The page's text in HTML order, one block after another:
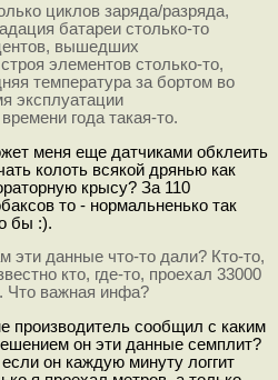
циклов заряда/разряда,
батареи столько-то
вышедших
элементов столько-то,
температура за бортом во
эксплуатации
года такая-то.
меня еще датчиками обклеить
колоть всякой дрянью как
крысу? За 110
то - нормальненько так
бы :).
эти данные что-то дали? Кто-то,
кто, где-то, проехал 33000
Что важная инфа?
производитель сообщил с каким
он эти данные семплит?
он каждую минуту логгит